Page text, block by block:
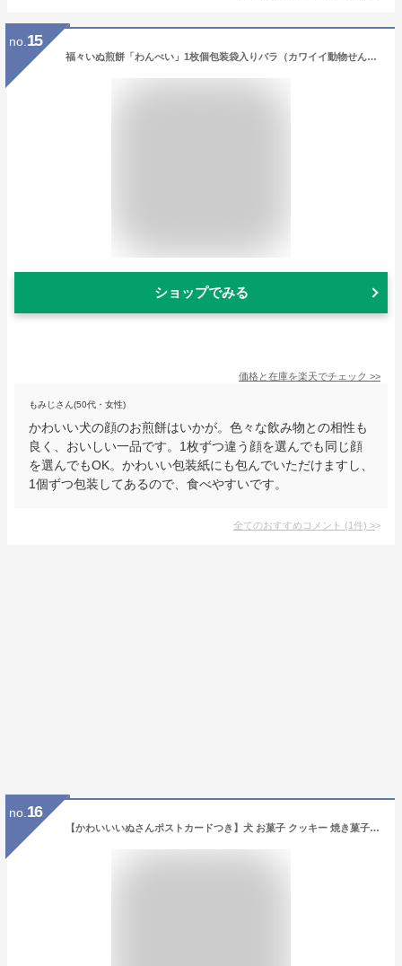
no. 15
福々いぬ煎餅「わんべい」1枚個包装袋入りバラ（カワイイ動物せんべいが犬好きさんの心を掴みます）犬モチーフ・犬の形・イヌ柄のお菓子。
ショップでみる
価格と在庫を楽天でチェック >>
もみじさん(50代・女性)
かわいい犬の顔のお煎餅はいかが。色々な飲み物との相性も
良く、おいしい一品です。1枚ずつ違う顔を選んでも同じ顔
を選んでもOK。かわいい包装紙にも包んでいただけますし、
1個ずつ包装してあるので、食べやすいです。
全てのおすすめコメント (1件) >
no. 16
【かわいいいぬさんポストカードつき】犬 お菓子 クッキー 焼き菓子 詰め合わせ いぬさんクッキー ( 10枚入 ) グリーン & ミントピンク ( 2種セット ) 個包装 犬 柴犬 プードル チワワ フレンチブルドック ポメラニアン 動物 アニマル わんわん プレゼント ギフト 送料無料